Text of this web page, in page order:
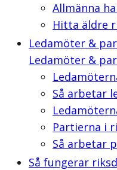
Allmänna
Hitta äldre
Ledamöter &
Ledamöter &
Så arbetar
Partierna i
Så arbetar
Så fungerar